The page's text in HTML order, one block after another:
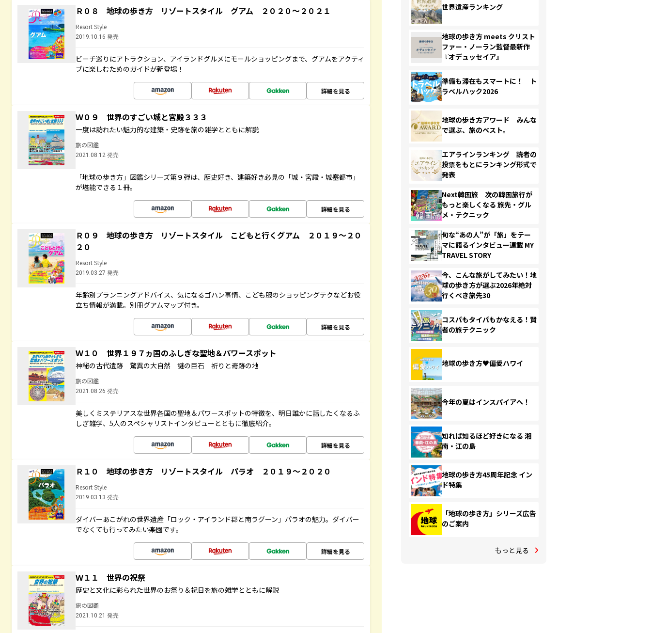
Ｒ０８ 地球の歩き方 リゾートスタイル グアム ２０２０～２０２１
Resort Style
2019.10.16 発売
ビーチ巡りにアトラクション、アイランドグルメにモールショッピングまで、グアムをアクティ
ブに楽しむためのガイドが新登場！
詳細を見る
Ｗ０９ 世界のすごい城と宮殿３３３
一度は訪れたい魅力的な建築・史跡を旅の雑学とともに解説
旅の図鑑
2021.08.12 発売
「地球の歩き方」図鑑シリーズ第９弾は、歴史好き、建築好き必見の「城・宮殿・城塞都市」
が堪能できる１冊。
詳細を見る
Ｒ０９ 地球の歩き方 リゾートスタイル こどもと行くグアム ２０１９～２０
２０
Resort Style
2019.03.27 発売
年齢別プランニングアドバイス、気になるゴハン事情、こども服のショッピングテクなどお役
立ち情報が満載。別冊グアムマップ付き。
詳細を見る
Ｗ１０ 世界１９７ヵ国のふしぎな聖地＆パワースポット
神秘の古代遺跡 驚異の大自然 謎の巨石 祈りと奇跡の地
旅の図鑑
2021.08.26 発売
美しくミステリアスな世界各国の聖地＆パワースポットの特徴を、明日誰かに話したくなるふ
しぎ雑学、5人のスペシャリストインタビューとともに徹底紹介。
詳細を見る
Ｒ１０ 地球の歩き方 リゾートスタイル パラオ ２０１９～２０２０
Resort Style
2019.03.13 発売
ダイバーあこがれの世界遺産「ロック・アイランド郡と南ラグーン」パラオの魅力。ダイバー
でなくても行ってみたい楽園です。
詳細を見る
Ｗ１１ 世界の祝祭
歴史と文化に彩られた世界のお祭り＆祝日を旅の雑学とともに解説
旅の図鑑
2021.10.21 発売
世界遺産ランキング
地球の歩き方 meets クリスト
ファー・ノーラン監督最新作
『オデュッセイア』
準備も滞在もスマートに！ ト
ラベルハック2026
地球の歩き方アワード みんな
で選ぶ、旅のベスト。
エアラインランキング 読者の
投票をもとにランキング形式で
発表
Next韓国旅 次の韓国旅行が
もっと楽しくなる 旅先・グル
メ・テクニック
旬な“あの人”が「旅」をテー
マに語るインタビュー連載 MY
TRAVEL STORY
今、こんな旅がしてみたい！地
球の歩き方が選ぶ2026年絶対
行くべき旅先30
コスパもタイパもかなえる！賢
者の旅テクニック
地球の歩き方♥偏愛ハワイ
今年の夏はインスパイアへ！
知れば知るほど好きになる 湘
南・江の島
地球の歩き方45周年記念 イン
ド特集
「地球の歩き方」シリーズ広告
のご案内
もっと見る